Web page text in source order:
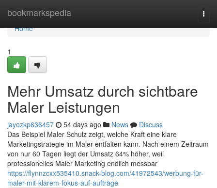
bookmarkspedia
Home
Home
1
Mehr Umsatz durch sichtbare
Maler Leistungen
jayozkp636457 54 days ago News
Discuss
Das Beispiel Maler Schulz zeigt, welche Kraft eine klare
Marketingstrategie im Maler entfalten kann. Nach einem Zeitraum
von nur 60 Tagen liegt der Umsatz 64% höher, weil
professionelles Maler Marketing endlich messbar
https://flynnzcxx535410.snack-blog.com/41972543/werbung-für-
maler-mit-klarem-fokus-auf-aufträge